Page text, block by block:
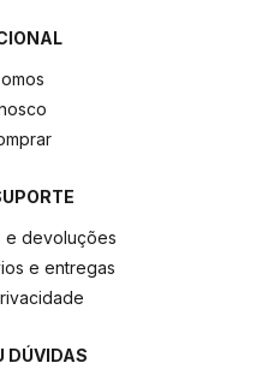
e devoluções
e entregas
DÚVIDAS